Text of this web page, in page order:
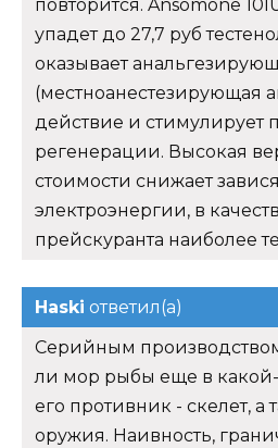
повторится. Ansomone
упадет до 27,7 руб
оказывает
(местноанестезирующая
действие и стимулирует
регенерации. Высокая
стоимости снижает
электроэнергии, в
прейскуранта наиболее
Haski ответил(а)
Серийным производством
ли мор рыбы еще в
его противник - скелет, а
оружия. Наивность,